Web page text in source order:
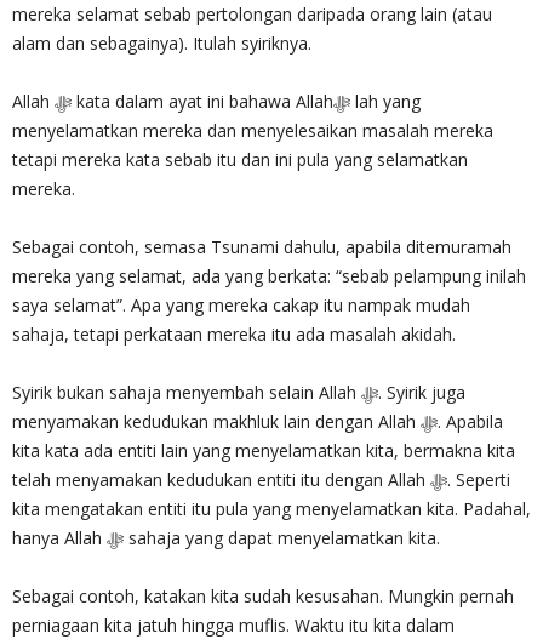
mereka selamat sebab pertolongan daripada orang lain (atau
alam dan sebagainya). Itulah syiriknya.
Allah ‎ﷻ kata dalam ayat ini bahawa Allah‎ﷻ lah yang
menyelamatkan mereka dan menyelesaikan masalah mereka
tetapi mereka kata sebab itu dan ini pula yang selamatkan
mereka.
Sebagai contoh, semasa Tsunami dahulu, apabila ditemuramah
mereka yang selamat, ada yang berkata: “sebab pelampung inilah
saya selamat”. Apa yang mereka cakap itu nampak mudah
sahaja, tetapi perkataan mereka itu ada masalah akidah.
Syirik bukan sahaja menyembah selain Allah ‎ﷻ. Syirik juga
menyamakan kedudukan makhluk lain dengan Allah ‎ﷻ. Apabila
kita kata ada entiti lain yang menyelamatkan kita, bermakna kita
telah menyamakan kedudukan entiti itu dengan Allah ‎ﷻ. Seperti
kita mengatakan entiti itu pula yang menyelamatkan kita. Padahal,
hanya Allah ‎ﷻ sahaja yang dapat menyelamatkan kita.
Sebagai contoh, katakan kita sudah kesusahan. Mungkin pernah
perniagaan kita jatuh hingga muflis. Waktu itu kita dalam